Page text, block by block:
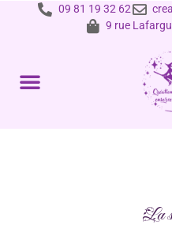
09 81 19 32 62
9 rue
La